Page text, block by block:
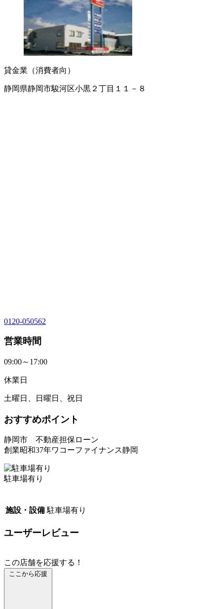
貸金業（消費者向）
静岡県静岡市駿河区小黒２丁目１１－８
0120-050562
営業時間
09:00～17:00
休業日
土曜日、日曜日、祝日
おすすめポイント
静岡市 不動産担保ローン
創業昭和37年ワコーファイナンス静岡
駐車場有り
施設・設備 駐車場有り
ユーザーレビュー
この店舗を応援する！
ここから応援